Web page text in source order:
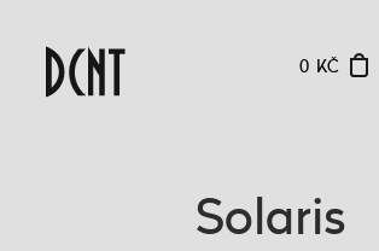
0 KČ
Solaris